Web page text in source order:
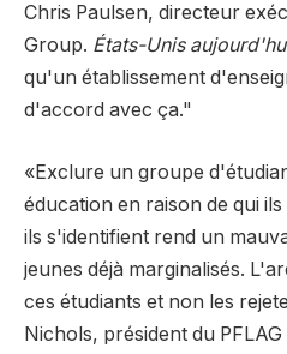
Chris Paulsen, directeur
Group. États-Unis
qu'un établissement
d'accord avec ça."
«Exclure un groupe
éducation en raison de qui
ils s'identifient rend un
jeunes déjà marginalisés.
ces étudiants et non les
Nichols, président du